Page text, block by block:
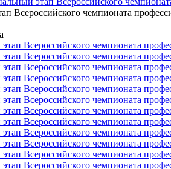
Всероссийского чемпионата